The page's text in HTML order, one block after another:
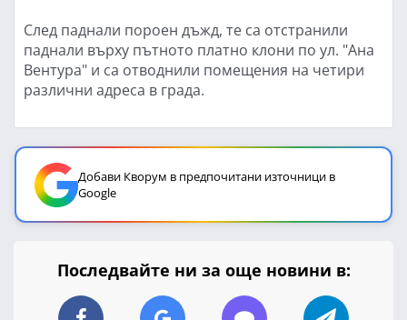
След паднали пороен дъжд, те са отстранили
паднали върху пътното платно клони по ул. "Ана
Вентура" и са отводнили помещения на четири
различни адреса в града.
Добави Кворум в предпочитани източници в
Google
Последвайте ни за още новини в: